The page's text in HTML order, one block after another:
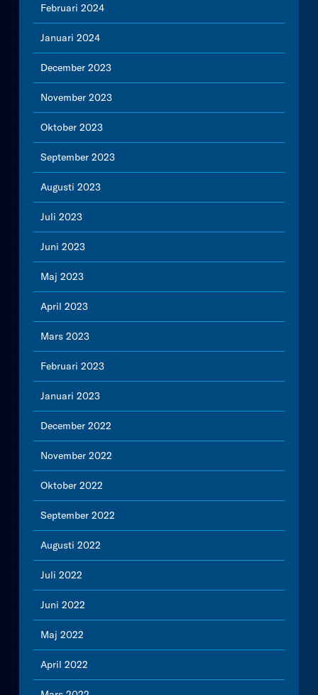
Februari 2024
Januari 2024
December 2023
November 2023
Oktober 2023
September 2023
Augusti 2023
Juli 2023
Juni 2023
Maj 2023
April 2023
Mars 2023
Februari 2023
Januari 2023
December 2022
November 2022
Oktober 2022
September 2022
Augusti 2022
Juli 2022
Juni 2022
Maj 2022
April 2022